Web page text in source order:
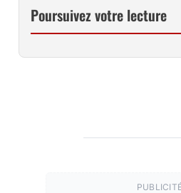
Poursuivez votre lecture